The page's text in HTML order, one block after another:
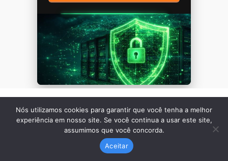
Nós utilizamos cookies para garantir que você tenha a melhor
experiência em nosso site. Se você continua a usar este site,
assumimos que você concorda.
Aceitar